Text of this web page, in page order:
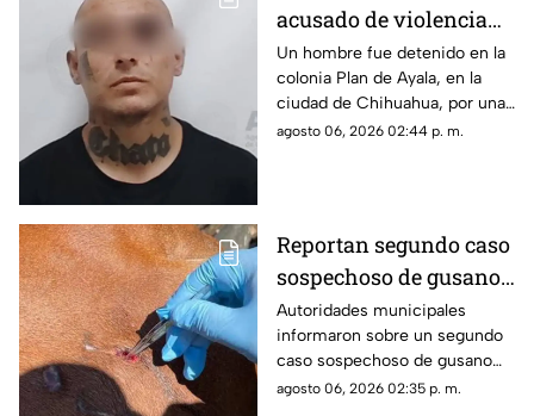
acusado de violencia
familiar agravada en la
ciudad de Chihuahua
Un hombre fue detenido en la
colonia Plan de Ayala, en la
ciudad de Chihuahua, por una
orden de aprehensión
agosto 06, 2026 02:44 p. m.
Reportan segundo caso
sospechoso de gusano
barrenador en el
municipio de
Chihuahua
Autoridades municipales
informaron sobre un segundo
caso sospechoso de gusano
barrenador del ganado en el
agosto 06, 2026 02:35 p. m.